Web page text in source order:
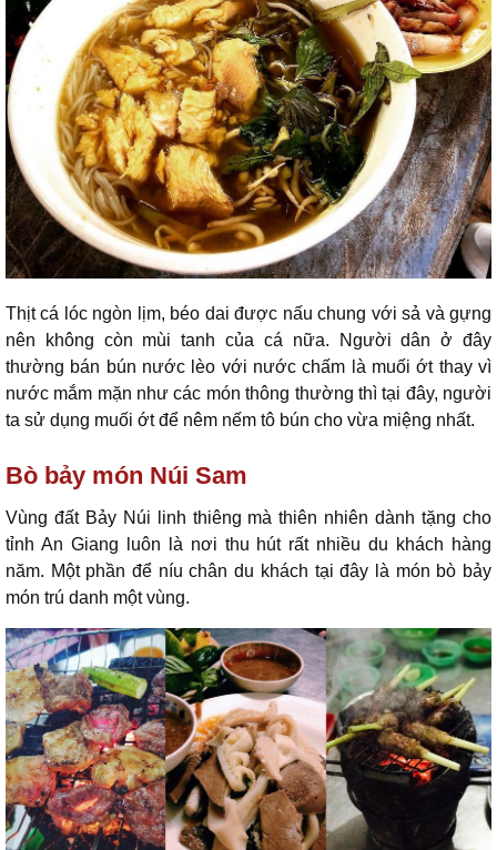
Thịt cá lóc ngòn lịm, béo dai được nấu chung với sả và gựng
nên không còn mùi tanh của cá nữa. Người dân ở đây
thường bán bún nước lèo với nước chấm là muối ớt thay vì
nước mắm mặn như các món thông thường thì tại đây, người
ta sử dụng muối ớt để nêm nếm tô bún cho vừa miệng nhất.
Bò bảy món Núi Sam
Vùng đất Bảy Núi linh thiêng mà thiên nhiên dành tặng cho
tỉnh An Giang luôn là nơi thu hút rất nhiều du khách hàng
năm. Một phần để níu chân du khách tại đây là món bò bảy
món trú danh một vùng.